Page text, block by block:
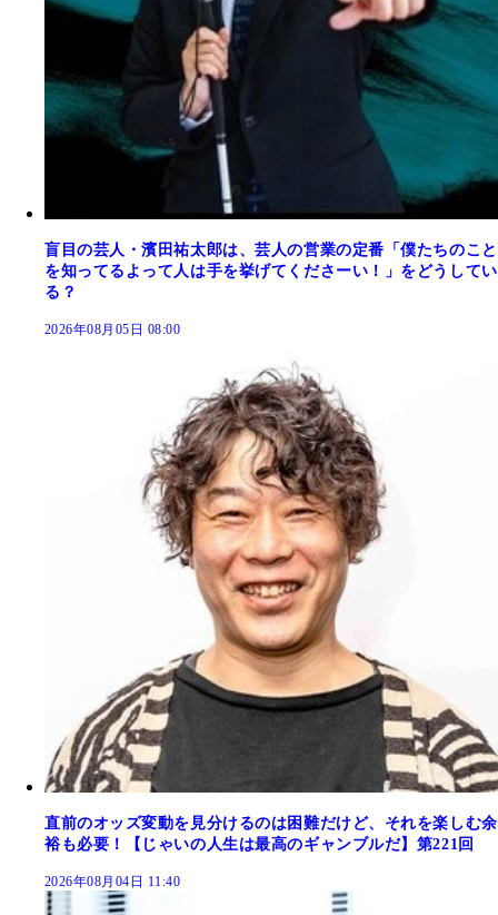
盲目の芸人・濱田祐太郎は、芸人の営業の定番「僕たちのこと
を知ってるよって人は手を挙げてくださーい！」をどうしてい
る？
2026年08月05日 08:00
直前のオッズ変動を見分けるのは困難だけど、それを楽しむ余
裕も必要！【じゃいの人生は最高のギャンブルだ】第221回
2026年08月04日 11:40